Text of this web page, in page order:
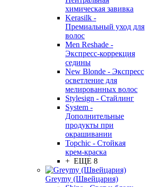
химическая завивка
Kerasilk -
Премиальный уход для
волос
Men Reshade -
Экспресс-коррекция
седины
New Blonde - Экспресс
осветление для
мелированных волос
Stylesign - Стайлинг
System -
Дополнительные
продукты при
окрашивании
Topchic - Стойкая
крем-краска
+ ЕЩЕ 8
Greymy (Швейцария)